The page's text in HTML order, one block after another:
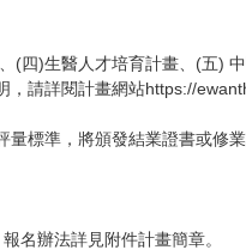
(四)生醫人才培育計畫、(五)
，請詳閱計畫網站https://
標準，將頒發結業證書或修業
名辦法詳見附件計畫簡章。